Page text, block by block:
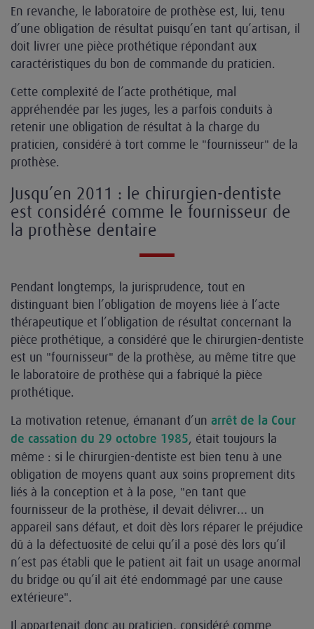
En revanche, le laboratoire de prothèse est, lui, tenu
d’une obligation de résultat puisqu’en tant qu’artisan, il
doit livrer une pièce prothétique répondant aux
caractéristiques du bon de commande du praticien.
Cette complexité de l’acte prothétique, mal
appréhendée par les juges, les a parfois conduits à
retenir une obligation de résultat à la charge du
praticien, considéré à tort comme le "fournisseur" de la
prothèse.
Jusqu’en 2011 : le chirurgien-dentiste
est considéré comme le fournisseur de
la prothèse dentaire
Pendant longtemps, la jurisprudence, tout en
distinguant bien l’obligation de moyens liée à l’acte
thérapeutique et l’obligation de résultat concernant la
pièce prothétique, a considéré que le chirurgien-dentiste
est un "fournisseur" de la prothèse, au même titre que
le laboratoire de prothèse qui a fabriqué la pièce
prothétique.
La motivation retenue, émanant d’un arrêt de la Cour
de cassation du 29 octobre 1985, était toujours la
même : si le chirurgien-dentiste est bien tenu à une
obligation de moyens quant aux soins proprement dits
liés à la conception et à la pose, "en tant que
fournisseur de la prothèse, il devait délivrer… un
appareil sans défaut, et doit dès lors réparer le préjudice
dû à la défectuosité de celui qu’il a posé dès lors qu’il
n’est pas établi que le patient ait fait un usage anormal
du bridge ou qu’il ait été endommagé par une cause
extérieure".
Il appartenait donc au praticien, considéré comme